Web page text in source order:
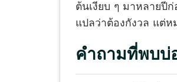
ต้นเงียบ ๆ มาหลายปี
แปลว่าต้องกังวล แต่
คำถามที่พบบ่